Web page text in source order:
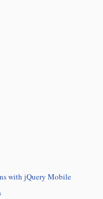
with jQuery Mobile